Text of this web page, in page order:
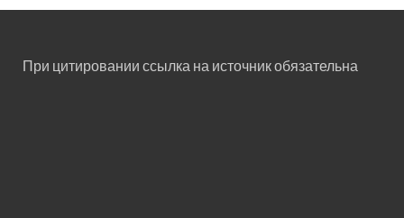
При цитировании ссылка на источник обязательна